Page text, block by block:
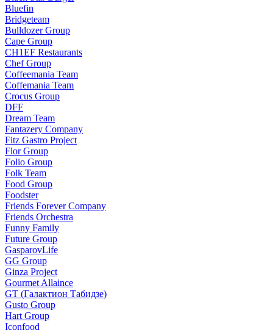
Bluefin
Bridgeteam
Bulldozer Group
Cape Group
CH1EF Restaurants
Chef Group
Coffeemania Team
Coffemania Team
Crocus Group
DFF
Dream Team
Fantazery Company
Fitz Gastro Project
Flor Group
Folio Group
Folk Team
Food Group
Foodster
Friends Forever Company
Friends Orchestra
Funny Family
Future Group
GasparovLife
GG Group
Ginza Project
Gourmet Allaince
GT (Галактион Табидзе)
Gusto Group
Hart Group
Iconfood